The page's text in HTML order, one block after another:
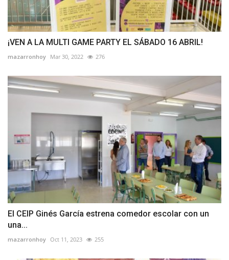
¡VEN A LA MULTI GAME PARTY EL SÁBADO 16 ABRIL!
mazarronhoy Mar 30, 2022 276
El CEIP Ginés García estrena comedor escolar con un
una...
mazarronhoy Oct 11, 2023 255